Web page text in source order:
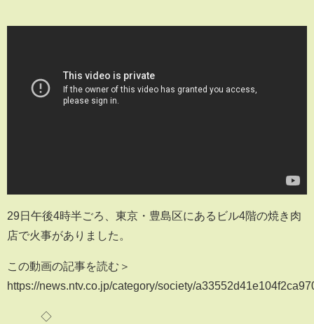
29日午後4時半ごろ、東京・豊島区にあるビル4階の焼き肉
店で火事がありました。
この動画の記事を読む＞
https://news.ntv.co.jp/category/society/
◇